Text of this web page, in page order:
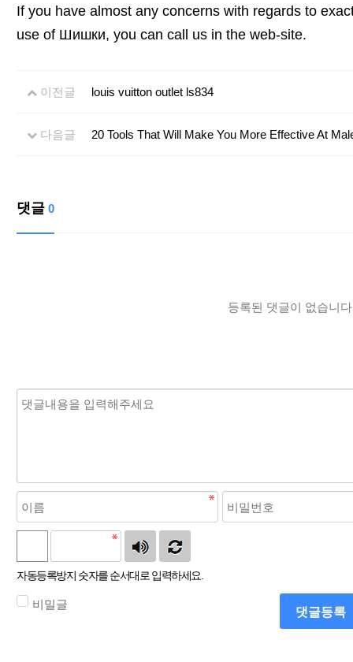
If you have almost any concerns with regards to
use of Шишки, you can call us in the web-site.
이전글 louis vuitton outlet ls834
다음글 20 Tools That Will Make You More Effective At
댓글 0
등록된 댓글이 없습니
자동등록방지 숫자를 순서대로 입력하세요.
비밀글 댓글등록